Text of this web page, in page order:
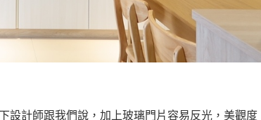
設計師跟我們說，加上玻璃門片容易反光，美觀度